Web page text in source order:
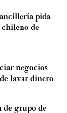
pida
chileno de
negocios
lavar dinero
de grupo de